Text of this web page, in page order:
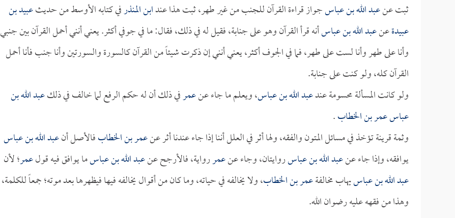
ثبت عنعبد الله بن عباسجواز قراءة القرآن للجنب من غير طهر، ثبت هذا عندابن المنذرفي كتابه الأوسط من حديثعبيد بن
عبيدةعنعبد الله بن عباسأنه قرأ القرآن وهو على جنابة، فقيل له في ذلك، فقال: ما في جوفي أكثر. يعني أنني أحمل القرآن بين جنبي
وأنا على طهر وأنا لست على طهر، فما في الجوف أكثر، يعني أنني إن ذكرت شيئاً من القرآن كالسورة والسورتين وأنا جنب فأنا أحمل
القرآن كله، ولو كنت على جنابة.
ولو كانت المسألة محسومة عندعبد الله بن عباس، ويعلم ما جاء عنعمرفي ذلك أن له حكم الرفع لما خالف في ذلكعبد الله بن
عباسعمر بن الخطاب.
وثمة قرينة تؤخذ في مسائل المتون والفقه، ولها أثر في العلل أننا إذا جاء عندنا أثر عنعمر بن الخطابفالأصل أنعبد الله بن عباس
يوافقه، وإذا جاء عنعبد الله بن عباسروايتان، وجاء عنعمررواية، فالأرجح عنعبد الله بن عباسما يوافق فيه قولعمر؛ لأن
عبد الله بن عباسيهاب مخالفةعمر بن الخطاب، ولا يخالفه في حياته، وما كان من أقوال يخالفه فيها فيظهرها بعد موته؛ جمعاً للكلمة،
وهذا من فقهه عليه رضوان الله.